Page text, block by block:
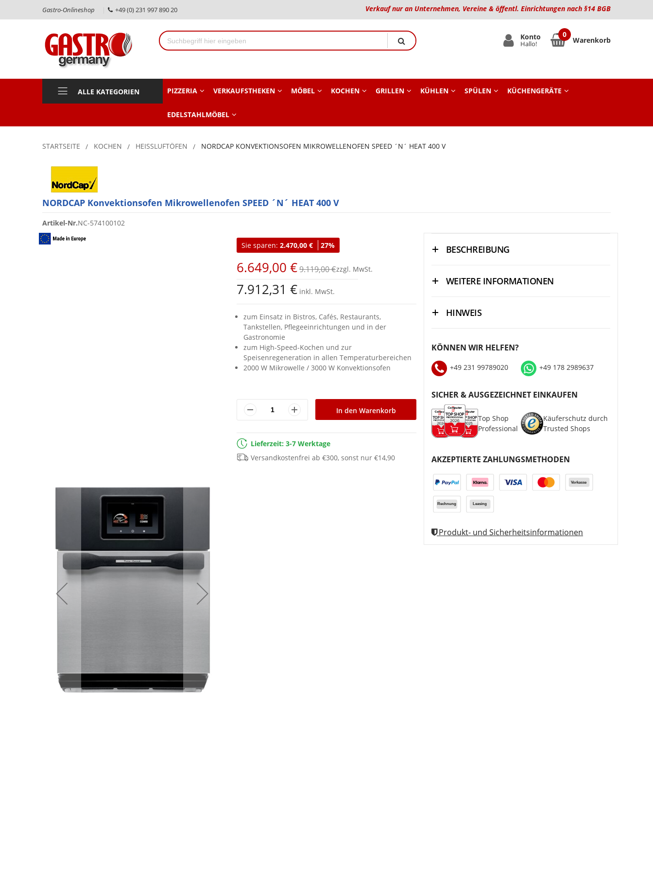
Gastro-Onlineshop +49 (0) 231 997 890 20 Verkauf nur an Unternehmen, Vereine & öffentl. Einrichtungen nach §14 BGB
Konto
Hallo! Warenkorb
ALLE KATEGORIEN PIZZERIA VERKAUFSTHEKEN MÖBEL KOCHEN GRILLEN KÜHLEN SPÜLEN KÜCHENGERÄTE
EDELSTAHLMÖBEL
STARTSEITE KOCHEN HEISSLUFTÖFEN NORDCAP KONVEKTIONSOFEN MIKROWELLENOFEN SPEED ´N´ HEAT 400 V
NORDCAP Konvektionsofen Mikrowellenofen SPEED ´N´ HEAT 400 V
Artikel-Nr.NC-574100102
Zum
Sie sparen: 2.470,00 € 27%
6.649,00 €9.119,00 €
7.912,31 € inkl. MwSt.
zum Einsatz in Bistros, Cafés, Restaurants,
Tankstellen, Pflegeeinrichtungen und in der
Gastronomie
zum High-Speed-Kochen und zur
Speisenregeneration in allen Temperaturbereichen
2000 W Mikrowelle / 3000 W Konvektionsofen
In den Warenkorb
Lieferzeit: 3-7 Werktage
Versandkostenfrei ab €300, sonst nur €14,90
BESCHREIBUNG
WEITERE INFORMATIONEN
HINWEIS
KÖNNEN WIR HELFEN?
+49 231 99789020 +49 178 2989637
SICHER & AUSGEZEICHNET EINKAUFEN
Top Shop
Professional
Käuferschutz durch
Trusted Shops
AKZEPTIERTE ZAHLUNGSMETHODEN
Produkt- und Sicherheitsinformationen